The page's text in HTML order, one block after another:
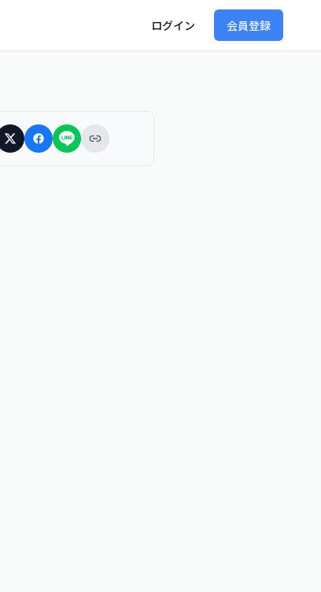
ログイン 会員登録